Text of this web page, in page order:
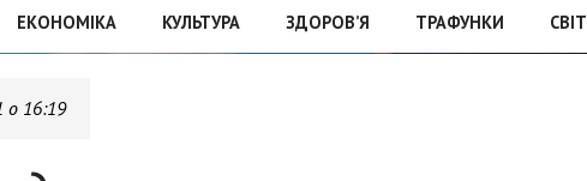
ЕКОНОМІКА КУЛЬТУРА ЗДОРОВ’Я ТРАФУНКИ СВІТ
о 16:19